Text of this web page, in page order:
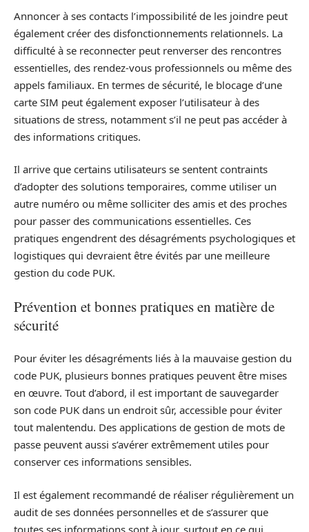
Annoncer à ses contacts l’impossibilité de les joindre peut
également créer des disfonctionnements relationnels. La
difficulté à se reconnecter peut renverser des rencontres
essentielles, des rendez-vous professionnels ou même des
appels familiaux. En termes de sécurité, le blocage d’une
carte SIM peut également exposer l’utilisateur à des
situations de stress, notamment s’il ne peut pas accéder à
des informations critiques.
Il arrive que certains utilisateurs se sentent contraints
d’adopter des solutions temporaires, comme utiliser un
autre numéro ou même solliciter des amis et des proches
pour passer des communications essentielles. Ces
pratiques engendrent des désagréments psychologiques et
logistiques qui devraient être évités par une meilleure
gestion du code PUK.
Prévention et bonnes pratiques en matière de
sécurité
Pour éviter les désagréments liés à la mauvaise gestion du
code PUK, plusieurs bonnes pratiques peuvent être mises
en œuvre. Tout d’abord, il est important de sauvegarder
son code PUK dans un endroit sûr, accessible pour éviter
tout malentendu. Des applications de gestion de mots de
passe peuvent aussi s’avérer extrêmement utiles pour
conserver ces informations sensibles.
Il est également recommandé de réaliser régulièrement un
audit de ses données personnelles et de s’assurer que
toutes ses informations sont à jour, surtout en ce qui